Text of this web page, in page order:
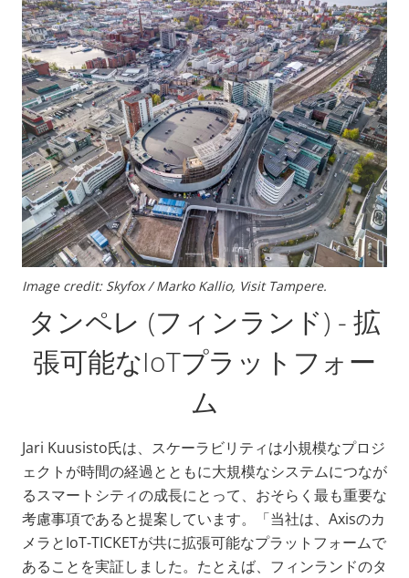
Image credit: Skyfox / Marko Kallio, Visit Tampere.
タンペレ (フィンランド) - 拡
張可能なIoTプラットフォー
ム
Jari Kuusisto氏は、スケーラビリティは小規模なプロジ
ェクトが時間の経過とともに大規模なシステムにつなが
るスマートシティの成長にとって、おそらく最も重要な
考慮事項であると提案しています。「当社は、Axisのカ
メラとIoT-TICKETが共に拡張可能なプラットフォームで
あることを実証しました。たとえば、フィンランドのタ